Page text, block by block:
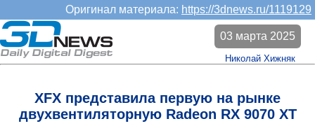
Оригинал материала: https://3dnews.ru/1119129
XFX представила первую на рынке
двухвентиляторную Radeon RX 9070 XT
03 марта 2025
Николай Хижняк